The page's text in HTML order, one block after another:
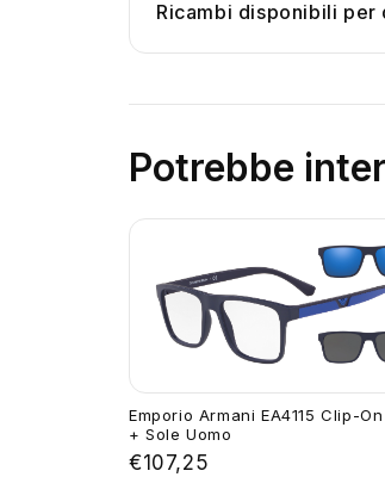
Ricambi disponibili per
Potrebbe
Emporio Armani EA4115 Clip-On
+ Sole Uomo
€107,25